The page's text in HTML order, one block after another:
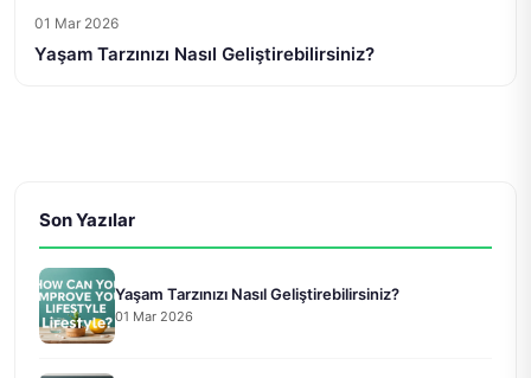
01 Mar 2026
Yaşam Tarzınızı Nasıl Geliştirebilirsiniz?
Son Yazılar
Yaşam Tarzınızı Nasıl Geliştirebilirsiniz?
01 Mar 2026